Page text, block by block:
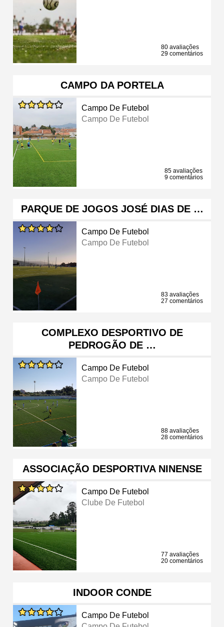
80 avaliações
29 comentários
CAMPO DA PORTELA
Campo De Futebol
Campo De Futebol
85 avaliações
9 comentários
PARQUE DE JOGOS JOSÉ DIAS DE …
Campo De Futebol
Campo De Futebol
83 avaliações
27 comentários
COMPLEXO DESPORTIVO DE
PEDROGÃO DE …
Campo De Futebol
Campo De Futebol
88 avaliações
28 comentários
ASSOCIAÇÃO DESPORTIVA NINENSE
Campo De Futebol
Clube De Futebol
77 avaliações
20 comentários
INDOOR CONDE
Campo De Futebol